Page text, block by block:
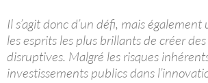
Il s’agit donc d’un défi, mais
les esprits les plus brillants de créer
disruptives. Malgré les risques
investissements publics dans